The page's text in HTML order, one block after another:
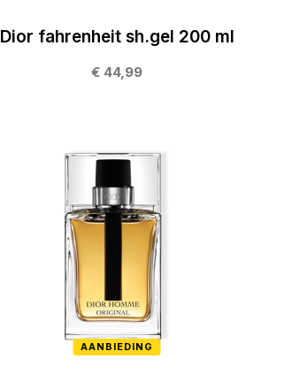
Dior fahrenheit sh.gel 200 ml
€ 44,99
AANBIEDING